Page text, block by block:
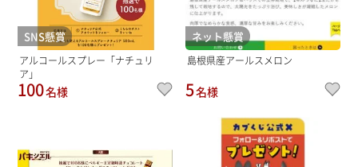
SNS懸賞
アルコールスプレー「ナチュリ
ア」
100名様
ネット懸賞
島根県産アールスメロン
5名様